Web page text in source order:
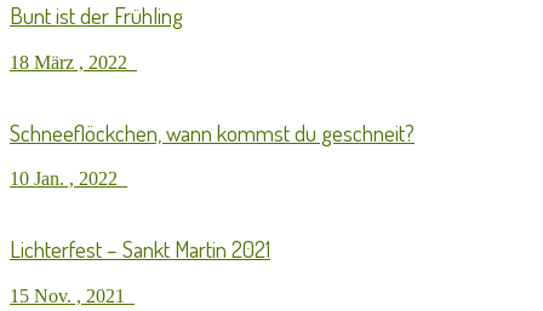
Bunt ist der Frühling
18 März , 2022
Schneeflöckchen, wann kommst du geschneit?
10 Jan. , 2022
Lichterfest – Sankt Martin 2021
15 Nov. , 2021